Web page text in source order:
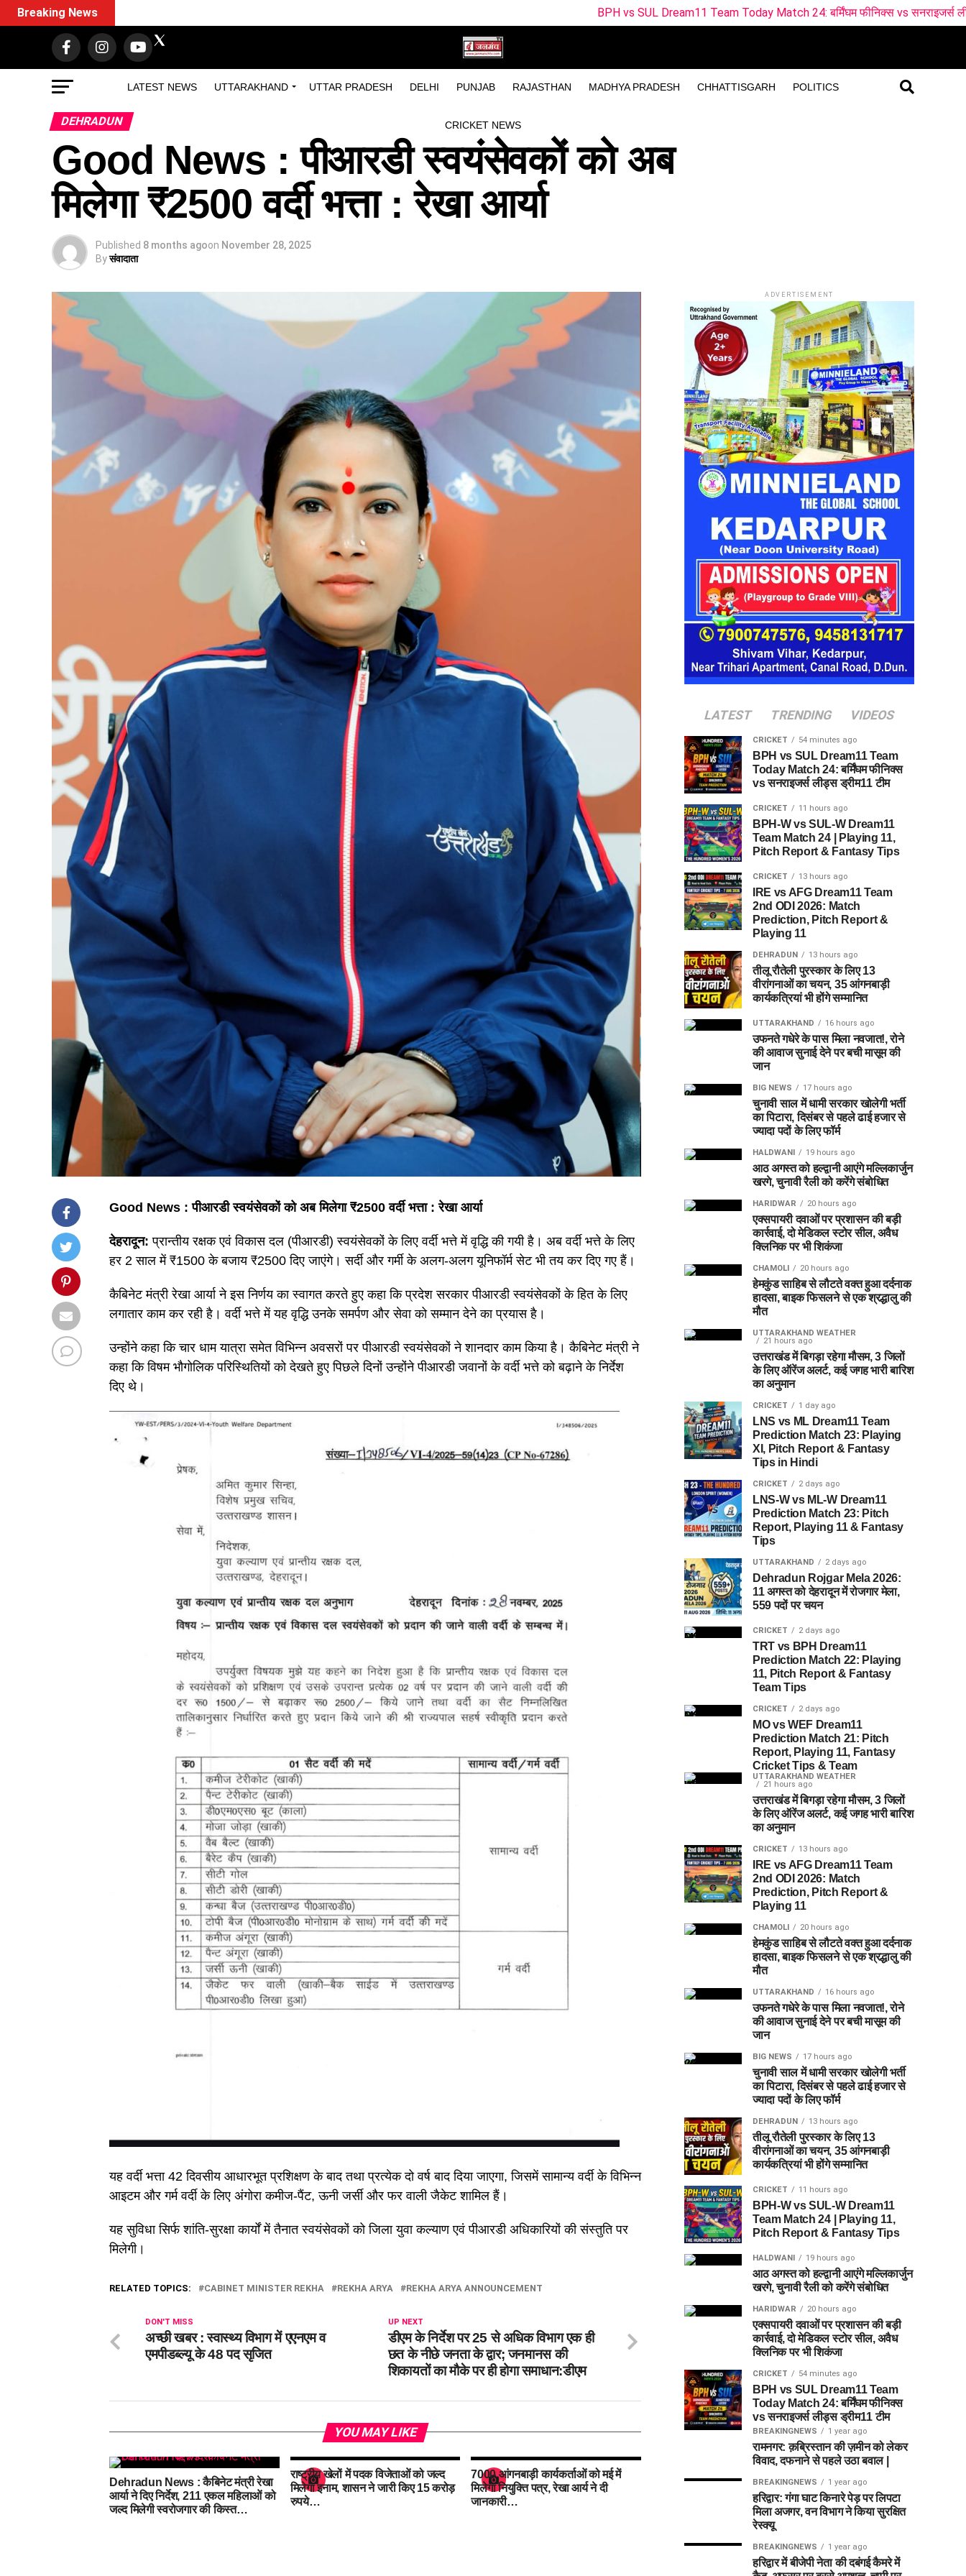
LATEST NEWS UTTARAKHAND UTTAR PRADESH DELHI PUNJAB RAJASTHAN MADHYA PRADESH CHHATTISGARH POLITICS
CRICKET NEWS
Breaking News BPH vs SUL Dream11 Team Today Match 24: बर्मिंघम फीनिक्स vs सनराइजर्स लीड्स ड्रीम11 टीम
DEHRADUN
Good News : पीआरडी स्वयंसेवकों को अब
मिलेगा ₹2500 वर्दी भत्ता : रेखा आर्या
Published 8 months agoon November 28, 2025
Byसंवादाता
Good News : पीआरडी स्वयंसेवकों को अब मिलेगा ₹2500 वर्दी भत्ता : रेखा आर्या
देहरादून: प्रान्तीय रक्षक एवं विकास दल (पीआरडी) स्वयंसेवकों के लिए वर्दी भत्ते में वृद्धि की गयी है। अब वर्दी भत्ते के लिए
हर 2 साल में ₹1500 के बजाय ₹2500 दिए जाएंगे। सर्दी और गर्मी के अलग-अलग यूनिफॉर्म सेट भी तय कर दिए गए हैं।
कैबिनेट मंत्री रेखा आर्या ने इस निर्णय का स्वागत करते हुए कहा कि प्रदेश सरकार पीआरडी स्वयंसेवकों के हित के लिए
लगातार काम कर रही है। वर्दी भत्ते में यह वृद्धि उनके समर्पण और सेवा को सम्मान देने का प्रयास है।
उन्होंने कहा कि चार धाम यात्रा समेत विभिन्न अवसरों पर पीआरडी स्वयंसेवकों ने शानदार काम किया है। कैबिनेट मंत्री ने
कहा कि विषम भौगोलिक परिस्थितियों को देखते हुए पिछले दिनों उन्होंने पीआरडी जवानों के वर्दी भत्ते को बढ़ाने के निर्देश
दिए थे।
यह वर्दी भत्ता 42 दिवसीय आधारभूत प्रशिक्षण के बाद तथा प्रत्येक दो वर्ष बाद दिया जाएगा, जिसमें सामान्य वर्दी के विभिन्न
आइटम और गर्म वर्दी के लिए अंगोरा कमीज-पैंट, ऊनी जर्सी और फर वाली जैकेट शामिल हैं।
यह सुविधा सिर्फ शांति-सुरक्षा कार्यों में तैनात स्वयंसेवकों को जिला युवा कल्याण एवं पीआरडी अधिकारियों की संस्तुति पर
मिलेगी।
RELATED TOPICS: CABINET MINISTER REKHA REKHA ARYA REKHA ARYA ANNOUNCEMENT
UP NEXT
डीएम के निर्देश पर 25 से अधिक विभाग एक ही
छत के नीछे जनता के द्वार; जनमानस की
शिकायतों का मौके पर ही होगा समाधान:डीएम
DON'T MISS
अच्छी खबर : स्वास्थ्य विभाग में एएनएम व
एमपीडब्ल्यू के 48 पद सृजित
YOU MAY LIKE
Dehradun News : कैबिनेट मंत्री रेखा
आर्या ने दिए निर्देश, 211 एकल महिलाओं को
जल्द मिलेगी स्वरोजगार की किस्त…
राष्ट्रीय खेलों में पदक विजेताओं को जल्द
मिलेगा इनाम, शासन ने जारी किए 15 करोड़
रुपये…
7000 आंगनबाड़ी कार्यकर्ताओं को मई में
मिलेगा नियुक्ति पत्र, रेखा आर्य ने दी
जानकारी…
ADVERTISEMENT
LATEST TRENDING VIDEOS
CRICKET 54 minutes ago
BPH vs SUL Dream11 Team
Today Match 24: बर्मिंघम फीनिक्स
vs सनराइजर्स लीड्स ड्रीम11 टीम
CRICKET 11 hours ago
BPH-W vs SUL-W Dream11
Team Match 24 | Playing 11,
Pitch Report & Fantasy Tips
CRICKET 13 hours ago
IRE vs AFG Dream11 Team
2nd ODI 2026: Match
Prediction, Pitch Report &
Playing 11
DEHRADUN 13 hours ago
तीलू रौतेली पुरस्कार के लिए 13
वीरांगनाओं का चयन, 35 आंगनबाड़ी
कार्यकत्रियां भी होंगे सम्मानित
UTTARAKHAND 16 hours ago
उफनते गधेरे के पास मिला नवजात!, रोने
की आवाज सुनाई देने पर बची मासूम की
जान
BIG NEWS 17 hours ago
चुनावी साल में धामी सरकार खोलेगी भर्ती
का पिटारा, दिसंबर से पहले ढाई हजार से
ज्यादा पदों के लिए फॉर्म
HALDWANI 19 hours ago
आठ अगस्त को हल्द्वानी आएंगे मल्लिकार्जुन
खरगे, चुनावी रैली को करेंगे संबोधित
HARIDWAR 20 hours ago
एक्सपायरी दवाओं पर प्रशासन की बड़ी
कार्रवाई, दो मेडिकल स्टोर सील, अवैध
क्लिनिक पर भी शिकंजा
CHAMOLI 20 hours ago
हेमकुंड साहिब से लौटते वक्त हुआ दर्दनाक
हादसा, बाइक फिसलने से एक श्रद्धालु की
मौत
UTTARAKHAND WEATHER
21 hours ago
उत्तराखंड में बिगड़ा रहेगा मौसम, 3 जिलों
के लिए ऑरेंज अलर्ट, कई जगह भारी बारिश
का अनुमान
CRICKET 1 day ago
LNS vs ML Dream11 Team
Prediction Match 23: Playing
XI, Pitch Report & Fantasy
Tips in Hindi
CRICKET 2 days ago
LNS-W vs ML-W Dream11
Prediction Match 23: Pitch
Report, Playing 11 & Fantasy
Tips
UTTARAKHAND 2 days ago
Dehradun Rojgar Mela 2026:
11 अगस्त को देहरादून में रोजगार मेला,
559 पदों पर चयन
CRICKET 2 days ago
TRT vs BPH Dream11
Prediction Match 22: Playing
11, Pitch Report & Fantasy
Team Tips
CRICKET 2 days ago
MO vs WEF Dream11
Prediction Match 21: Pitch
Report, Playing 11, Fantasy
Cricket Tips & Team
UTTARAKHAND WEATHER
21 hours ago
उत्तराखंड में बिगड़ा रहेगा मौसम, 3 जिलों
के लिए ऑरेंज अलर्ट, कई जगह भारी बारिश
का अनुमान
CRICKET 13 hours ago
IRE vs AFG Dream11 Team
2nd ODI 2026: Match
Prediction, Pitch Report &
Playing 11
CHAMOLI 20 hours ago
हेमकुंड साहिब से लौटते वक्त हुआ दर्दनाक
हादसा, बाइक फिसलने से एक श्रद्धालु की
मौत
UTTARAKHAND 16 hours ago
उफनते गधेरे के पास मिला नवजात!, रोने
की आवाज सुनाई देने पर बची मासूम की
जान
BIG NEWS 17 hours ago
चुनावी साल में धामी सरकार खोलेगी भर्ती
का पिटारा, दिसंबर से पहले ढाई हजार से
ज्यादा पदों के लिए फॉर्म
DEHRADUN 13 hours ago
तीलू रौतेली पुरस्कार के लिए 13
वीरांगनाओं का चयन, 35 आंगनबाड़ी
कार्यकत्रियां भी होंगे सम्मानित
CRICKET 11 hours ago
BPH-W vs SUL-W Dream11
Team Match 24 | Playing 11,
Pitch Report & Fantasy Tips
HALDWANI 19 hours ago
आठ अगस्त को हल्द्वानी आएंगे मल्लिकार्जुन
खरगे, चुनावी रैली को करेंगे संबोधित
HARIDWAR 20 hours ago
एक्सपायरी दवाओं पर प्रशासन की बड़ी
कार्रवाई, दो मेडिकल स्टोर सील, अवैध
क्लिनिक पर भी शिकंजा
CRICKET 54 minutes ago
BPH vs SUL Dream11 Team
Today Match 24: बर्मिंघम फीनिक्स
vs सनराइजर्स लीड्स ड्रीम11 टीम
BREAKINGNEWS 1 year ago
रामनगर: क़ब्रिस्तान की ज़मीन को लेकर
विवाद, दफनाने से पहले उठा बवाल |
BREAKINGNEWS 1 year ago
हरिद्वार: गंगा घाट किनारे पेड़ पर लिपटा
मिला अजगर, वन विभाग ने किया सुरक्षित
रेस्क्यू
BREAKINGNEWS 1 year ago
हरिद्वार में बीजेपी नेता की दबंगई कैमरे में